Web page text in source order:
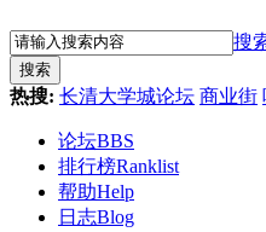
搜
搜索
热搜: 长清大学城论坛 商业街
论坛BBS
排行榜Ranklist
帮助Help
日志Blog